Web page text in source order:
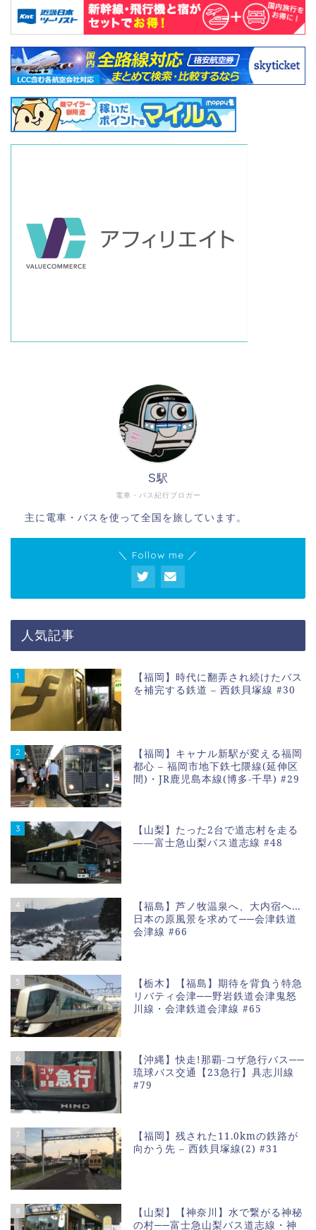
電車・バス紀行ブロガー
S駅
主に電車・バスを使って全国を旅しています。
＼ Follow me ／
人気記事
1
【福岡】時代に翻弄され続けたバス
を補完する鉄道 – 西鉄貝塚線 #30
2
【福岡】キャナル新駅が変える福岡
都心 – 福岡市地下鉄七隈線(延伸区
間)・JR鹿児島本線(博多-千早) #29
3
【山梨】たった2台で道志村を走る
――富士急山梨バス道志線 #48
4
【福島】芦ノ牧温泉へ、大内宿へ…
日本の原風景を求めて──会津鉄道
会津線 #66
5
【栃木】【福島】期待を背負う特急
リバティ会津──野岩鉄道会津鬼怒
川線・会津鉄道会津線 #65
6
【沖縄】快走!那覇-コザ急行バス──
琉球バス交通【23急行】具志川線
#79
7
【福岡】残された11.0kmの鉄路が
向かう先 – 西鉄貝塚線(2) #31
8
【山梨】【神奈川】水で繋がる神秘
の村──富士急山梨バス道志線・神